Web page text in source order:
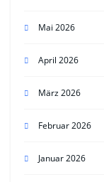
Mai 2026
April 2026
März 2026
Februar 2026
Januar 2026